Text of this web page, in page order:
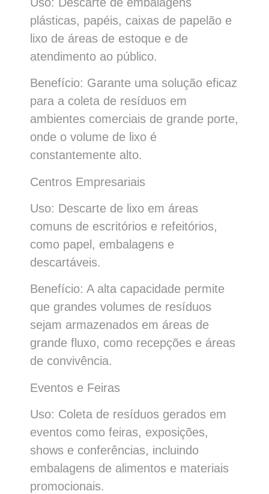
plásticas, papéis, caixas de papelão e
lixo de áreas de estoque e de
atendimento ao público.
Benefício: Garante uma solução eficaz
para a coleta de resíduos em
ambientes comerciais de grande porte,
onde o volume de lixo é
constantemente alto.
Centros Empresariais
Uso: Descarte de lixo em áreas
comuns de escritórios e refeitórios,
como papel, embalagens e
descartáveis.
Benefício: A alta capacidade permite
que grandes volumes de resíduos
sejam armazenados em áreas de
grande fluxo, como recepções e áreas
de convivência.
Eventos e Feiras
Uso: Coleta de resíduos gerados em
eventos como feiras, exposições,
shows e conferências, incluindo
embalagens de alimentos e materiais
promocionais.